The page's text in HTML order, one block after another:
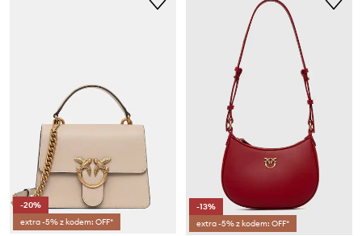
-20%
extra -5% z kodem: OFF*
-13%
extra -5% z kodem: OFF*